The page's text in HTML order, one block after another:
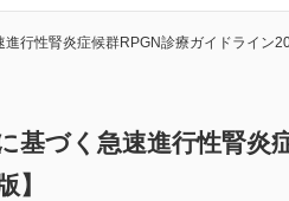
進行性腎炎症候群RPGN診療ガイドライン
基づく急速進行性腎炎
】